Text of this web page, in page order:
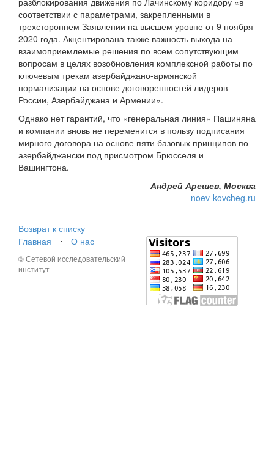
соответствии с параметрами, закрепленными в
трехстороннем Заявлении на высшем уровне от 9 ноября
2020 года. Акцентирована также важность выхода на
взаимоприемлемые решения по всем сопутствующим
вопросам в целях возобновления комплексной работы по
ключевым трекам азербайджано-армянской
нормализации на основе договоренностей лидеров
России, Азербайджана и Армении».
Однако нет гарантий, что «генеральная линия» Пашиняна
и компании вновь не переменится в пользу подписания
мирного договора на основе пяти базовых принципов по-
азербайджански под присмотром Брюсселя и
Вашингтона.
Андрей Арешев, Москва
noev-kovcheg.ru
Возврат к списку
Главная
⋅ О нас
© Сетевой исследовательский
институт